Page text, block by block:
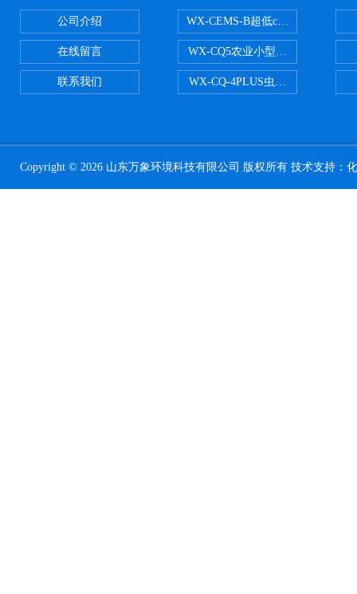
公司介绍
在线留言
联系我们
WX-CEMS-B超低cems烟气监测系
WX-CQ5农业小型气象站
WX-CQ-4PLUS虫情测报灯
Copyright © 2026 山东万象环境科技有限公司 版权所有 技术支持：